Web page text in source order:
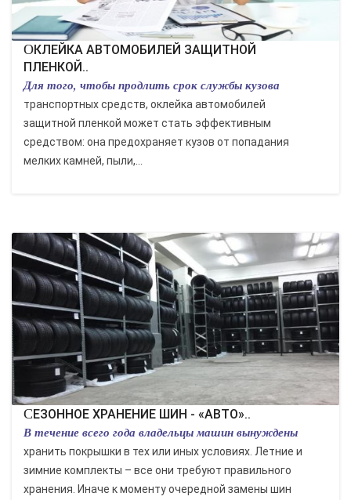
ОКЛЕЙКА АВТОМОБИЛЕЙ ЗАЩИТНОЙ
ПЛЕНКОЙ..
Для того, чтобы продлить срок службы кузова
транспортных средств, оклейка автомобилей
защитной пленкой может стать эффективным
средством: она предохраняет кузов от попадания
мелких камней, пыли,...
СЕЗОННОЕ ХРАНЕНИЕ ШИН - «АВТО»..
В течение всего года владельцы машин вынуждены
хранить покрышки в тех или иных условиях. Летние и
зимние комплекты – все они требуют правильного
хранения. Иначе к моменту очередной замены шин